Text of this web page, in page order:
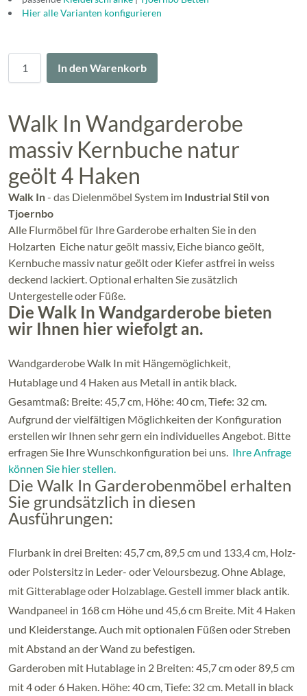
Hier alle Varianten konfigurieren
In den Warenkorb
Walk In Wandgarderobe
massiv Kernbuche natur
geölt 4 Haken
Walk In- das Dielenmöbel System im Industrial Stil von
Tjoernbo
Alle Flurmöbel für Ihre Garderobe erhalten Sie in den
Holzarten Eiche natur geölt massiv, Eiche bianco geölt,
Kernbuche massiv natur geölt oder Kiefer astfrei in weiss
deckend lackiert. Optional erhalten Sie zusätzlich
Untergestelle oder Füße.
Die Walk In Wandgarderobe bieten
wir Ihnen hier wiefolgt an.
Wandgarderobe Walk In mit Hängemöglichkeit,
Hutablage und 4 Haken aus Metall in antik black.
Gesamtmaß: Breite: 45,7 cm, Höhe: 40 cm, Tiefe: 32 cm.
Aufgrund der vielfältigen Möglichkeiten der Konfiguration
erstellen wir Ihnen sehr gern ein individuelles Angebot. Bitte
erfragen Sie Ihre Wunschkonfiguration bei uns. Ihre Anfrage
können Sie hier stellen.
Die Walk In Garderobenmöbel erhalten
Sie grundsätzlich in diesen
Ausführungen:
Flurbank in drei Breiten: 45,7 cm, 89,5 cm und 133,4 cm, Holz-
oder Polstersitz in Leder- oder Veloursbezug. Ohne Ablage,
mit Gitterablage oder Holzablage. Gestell immer black antik.
Wandpaneel in 168 cm Höhe und 45,6 cm Breite. Mit 4 Haken
und Kleiderstange. Auch mit optionalen Füßen oder Streben
mit Abstand an der Wand zu befestigen.
Garderoben mit Hutablage in 2 Breiten: 45,7 cm oder 89,5 cm
mit 4 oder 6 Haken. Höhe: 40 cm, Tiefe: 32 cm. Metall in black